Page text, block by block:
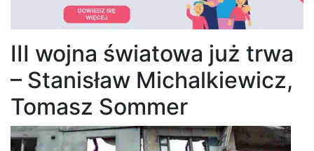
III wojna światowa już trwa
– Stanisław Michalkiewicz,
Tomasz Sommer